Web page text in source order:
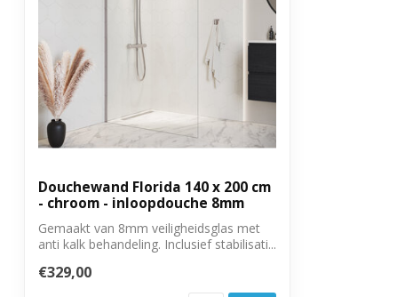
Douchewand Florida 140 x 200 cm
- chroom - inloopdouche 8mm
Gemaakt van 8mm veiligheidsglas met
anti kalk behandeling. Inclusief stabilisati...
€329,00